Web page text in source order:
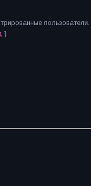
пользователи.
]